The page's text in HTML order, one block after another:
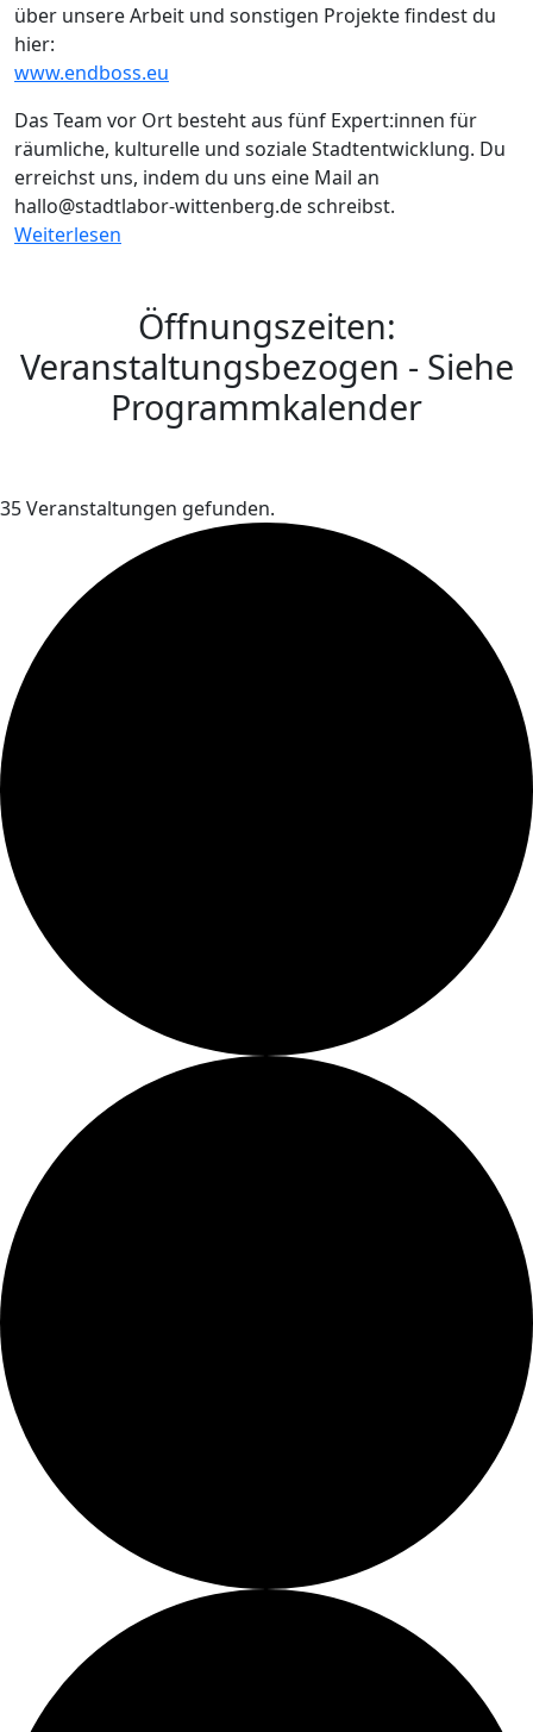
über unsere Arbeit und sonstigen Projekte findest du
hier:
www.endboss.eu
Das Team vor Ort besteht aus fünf Expert:innen für
räumliche, kulturelle und soziale Stadtentwicklung. Du
erreichst uns, indem du uns eine Mail an
hallo@stadtlabor-wittenberg.de schreibst.
Weiterlesen
Öffnungszeiten:
Veranstaltungsbezogen - Siehe
Programmkalender
35 Veranstaltungen gefunden.